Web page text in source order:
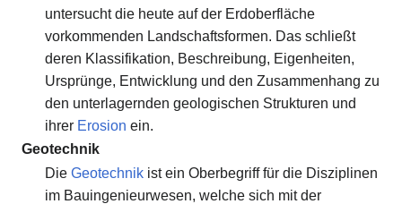
untersucht die heute auf der Erdoberfläche
vorkommenden Landschaftsformen. Das schließt
deren Klassifikation, Beschreibung, Eigenheiten,
Ursprünge, Entwicklung und den Zusammenhang zu
den unterlagernden geologischen Strukturen und
ihrer Erosion ein.
Geotechnik
Die Geotechnikist ein Oberbegriff für die Disziplinen
im Bauingenieurwesen, welche sich mit der